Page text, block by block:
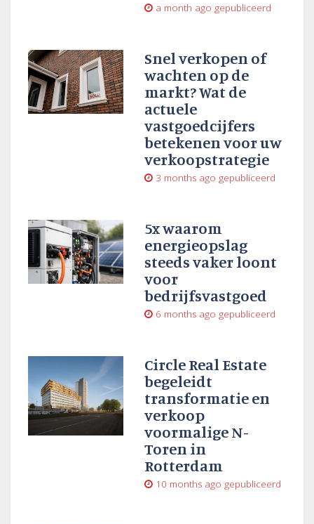
a month ago gepubliceerd
Snel verkopen of
wachten op de
markt? Wat de
actuele
vastgoedcijfers
betekenen voor uw
verkoopstrategie
3 months ago gepubliceerd
5x waarom
energieopslag
steeds vaker loont
voor
bedrijfsvastgoed
6 months ago gepubliceerd
Circle Real Estate
begeleidt
transformatie en
verkoop
voormalige N-
Toren in
Rotterdam
10 months ago gepubliceerd